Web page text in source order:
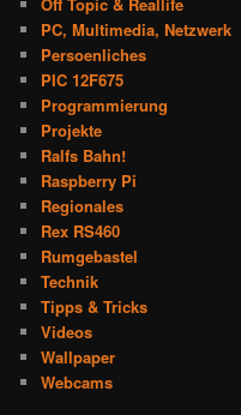
PC, Multimedia, Netzwerk
Persoenliches
PIC 12F675
Programmierung
Projekte
Ralfs Bahn!
Raspberry Pi
Regionales
Rex RS460
Rumgebastel
Technik
Tipps & Tricks
Videos
Wallpaper
Webcams